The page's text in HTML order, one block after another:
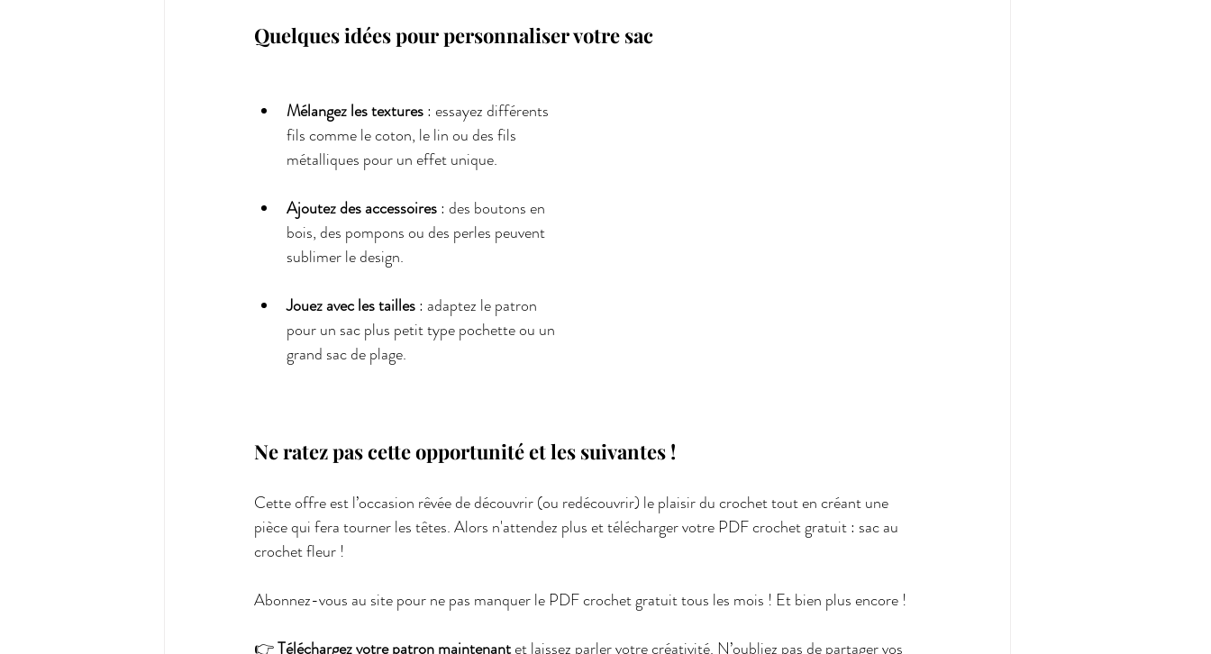
Quelques idées pour personnaliser votre sac
Mélangez les textures : essayez différents
fils comme le coton, le lin ou des fils
métalliques pour un effet unique.
Ajoutez des accessoires : des boutons en
bois, des pompons ou des perles peuvent
sublimer le design.
Jouez avec les tailles : adaptez le patron
pour un sac plus petit type pochette ou un
grand sac de plage.
Ne ratez pas cette opportunité et les suivantes !
Cette offre est l’occasion rêvée de découvrir (ou redécouvrir) le plaisir du crochet tout en créant une
pièce qui fera tourner les têtes. Alors n'attendez plus et télécharger votre PDF crochet gratuit : sac au
crochet fleur !
Abonnez-vous au site pour ne pas manquer le PDF crochet gratuit tous les mois ! Et bien plus encore !
👉 Téléchargez votre patron maintenant et laissez parler votre créativité. N’oubliez pas de partager vos